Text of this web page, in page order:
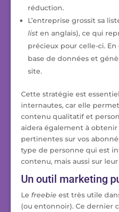
réduction.
L’entreprise grossit sa
listen anglais), ce qui
précieux pour celle-ci.
base de données et
site.
Cette stratégie est
internautes, car elle
contenu qualitatif et
aidera également à
pertinentes sur vos
type de personne qui est
contenu, mais aussi sur
Un outil marketing
Le freebie est très utile
(ou entonnoir). Ce dernier